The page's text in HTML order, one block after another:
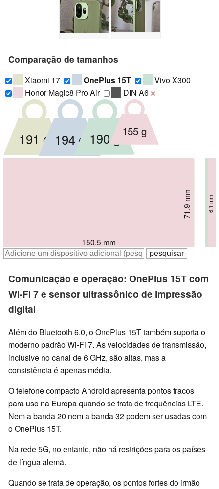
Comparação de tamanhos
Xiaomi 17 OnePlus 15T
Vivo X300
Honor Magic8 Pro Air
DIN A6 ❌
151.1 mm
71.8 mm 8.1 mm
191 g
150.6 mm
71.8 mm 8.4 mm
194 g
150.57 mm
71.92 mm 7.95 mm
190 g
150.5 mm
71.9 mm 6.1 mm
155 g
Comunicação e operação: OnePlus 15T com
Wi-Fi 7 e sensor ultrassônico de impressão
digital
Além do Bluetooth 6.0, o OnePlus 15T também suporta o
moderno padrão Wi-Fi 7. As velocidades de transmissão,
inclusive no canal de 6 GHz, são altas, mas a
consistência é apenas média.
O telefone compacto Android apresenta pontos fracos
para uso na Europa quando se trata de frequências LTE.
Nem a banda 20 nem a banda 32 podem ser usadas com
o OnePlus 15T.
Na rede 5G, no entanto, não há restrições para os países
de língua alemã.
Quando se trata de operação, os pontos fortes do irmão